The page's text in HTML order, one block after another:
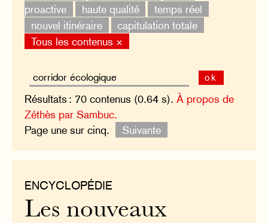
proactive
haute qualité
temps réel
nouvel itinéraire
capitulation totale
Tous les contenus ×
ok
Résultats : 70 contenus (0.64 s).À propos de
Zéthès par Sambuc.
Page une sur cinq.
Suivante
ENCYCLOPÉDIE
Les nouveaux